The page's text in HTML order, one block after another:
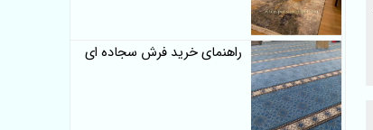
راهنمای خرید فرش سجاده ای